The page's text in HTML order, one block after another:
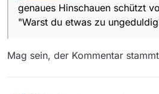
genaues Hinschauen schützt
"Warst du etwas zu
Mag sein, der Kommentar